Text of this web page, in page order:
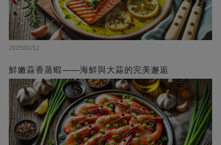
2025/02/12
鮮嫩蒜香蒸蝦——海鮮與大蒜的完美邂逅